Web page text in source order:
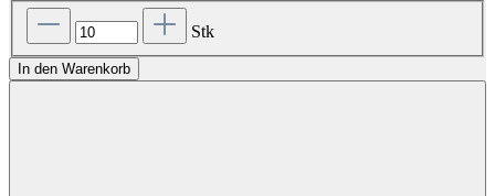
Stk
In den Warenkorb